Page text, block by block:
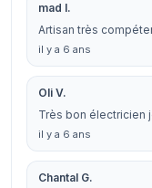
mad I.
Artisan très
il y a 6 ans
Oli V.
Très bon électricien
il y a 6 ans
Chantal G.